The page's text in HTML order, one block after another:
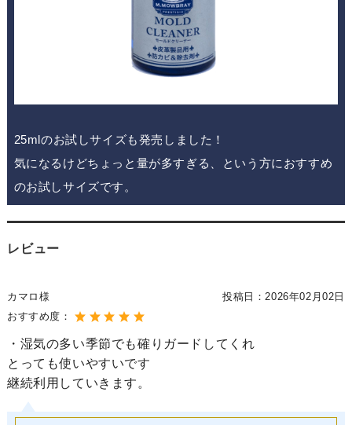
25mlのお試しサイズも発売しました！
気になるけどちょっと量が多すぎる、という方におすすめ
のお試しサイズです。
レビュー
カマロ様 投稿日：2026年02月02日
おすすめ度：
・湿気の多い季節でも確りガードしてくれ
とっても使いやすいです
継続利用していきます。